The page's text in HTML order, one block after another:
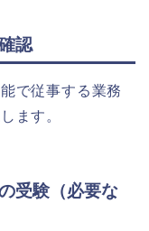
認
で従事する業務
ます。
受験（必要な